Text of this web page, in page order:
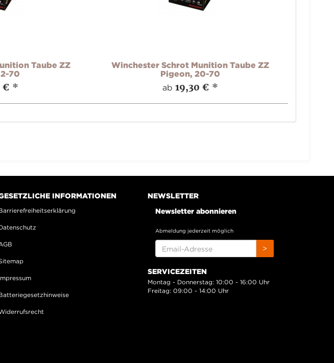
Taube ZZ
70
€ *
Winchester Schrot Munition Taube ZZ
Pigeon, 20-70
ab 19,30 € *
INFORMATIONEN
NEWSLETTER
Newsletter abonnieren
Abmeldung jederzeit möglich
ADRESSE
>
SERVICEZEITEN
Montag - Donnerstag: 10:00 - 16:00 Uhr
Freitag: 09:00 - 14:00 Uhr